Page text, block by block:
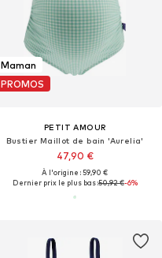
Maman
PROMOS
PETIT AMOUR
Bustier Maillot de bain 'Aurelia'
47,90 €
À l'origine : 59,90 €
Dernier prix le plus bas :50,92 €-6%